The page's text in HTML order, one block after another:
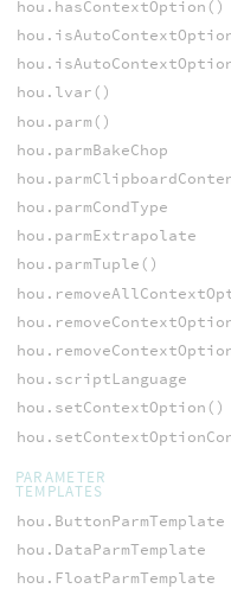
hou.hasContextOption()
hou.lvar()
hou.parm()
hou.parmBakeChop
hou.parmCondType
hou.parmExtrapolate
hou.parmTuple()
hou.scriptLanguage
hou.setContextOption()
PARAMETER
TEMPLATES
hou.ButtonParmTemplate
hou.DataParmTemplate
hou.FloatParmTemplate